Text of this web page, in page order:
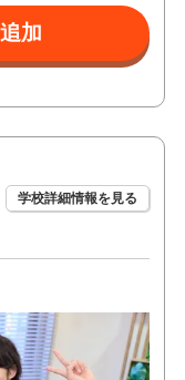
学校詳細情報を見る